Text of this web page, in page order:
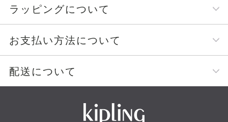
ラッピングについて
お支払い方法について
配送について